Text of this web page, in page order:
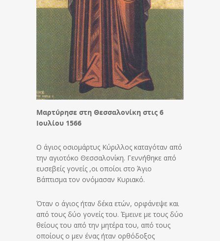
Μαρτύρησε στη Θεσσαλονίκη στις 6
Ιουλίου 1566
Ο άγιος οσιομάρτυς Κύριλλος καταγόταν από
την αγιοτόκο Θεσσαλονίκη. Γεννήθηκε από
ευσεβείς γονείς ,οι οποίοι στο Άγιο
Βάπτισμα τον ονόμασαν Κυριακό.
Όταν ο άγιος ήταν δέκα ετών, ορφάνεψε και
από τους δύο γονείς του. Έμεινε με τους δύο
θείους του από την μητέρα του, από τους
οποίους ο μεν ένας ήταν ορθόδοξος